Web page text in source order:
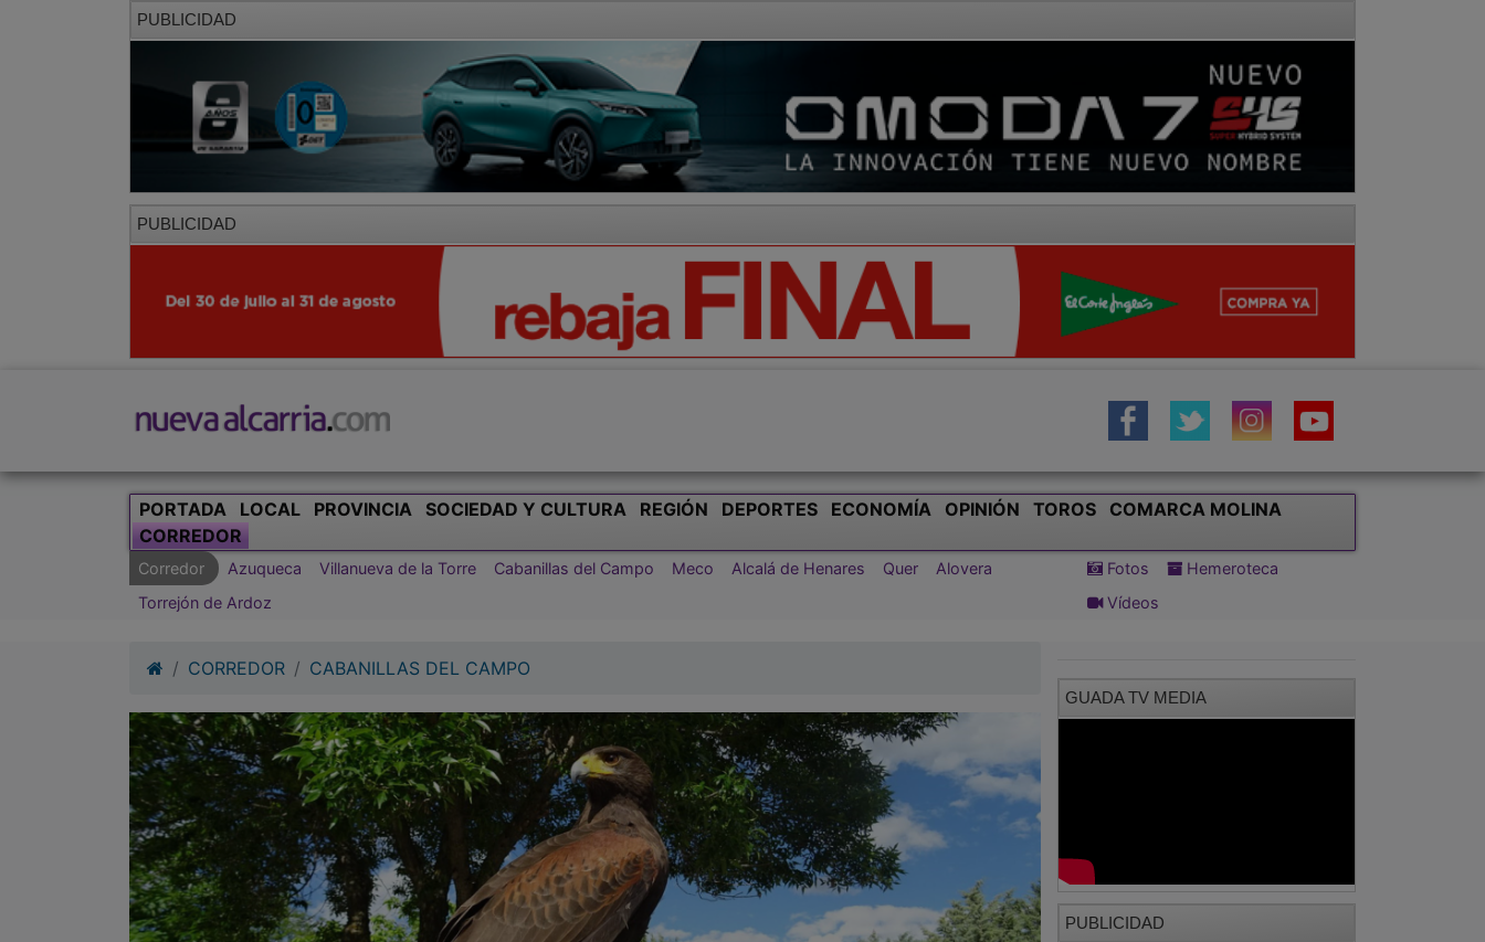
PUBLICIDAD
PUBLICIDAD
PORTADA LOCAL PROVINCIA SOCIEDAD Y CULTURA REGIÓN DEPORTES ECONOMÍA OPINIÓN TOROS
COMARCA MOLINA
CORREDOR
Corredor Azuqueca Villanueva de la Torre Cabanillas del Campo Meco Alcalá de Henares Quer
Alovera
Torrejón de Ardoz
Fotos
Hemeroteca
Vídeos
CORREDOR CABANILLAS DEL CAMPO
GUADA TV MEDIA
PUBLICIDAD